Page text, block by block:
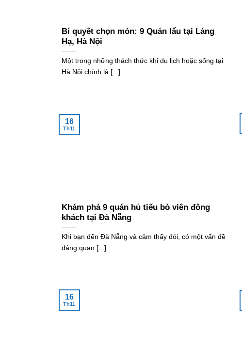
Bí quyết chọn món: 9 Quán lẩu tại Láng
Hạ, Hà Nội
Một trong những thách thức khi du lịch hoặc sống tại
Hà Nội chính là [...]
Khám phá 9 quán hủ tiếu bò viên đông
khách tại Đà Nẵng
Khi bạn đến Đà Nẵng và cảm thấy đói, có một vấn đề
đáng quan [...]
16
Th11
16
Th11